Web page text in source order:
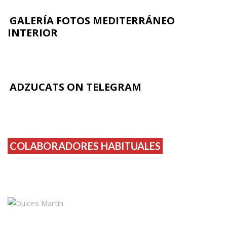
GALERÍA FOTOS MEDITERRÁNEO
INTERIOR
ADZUCATS ON TELEGRAM
COLABORADORES HABITUALES